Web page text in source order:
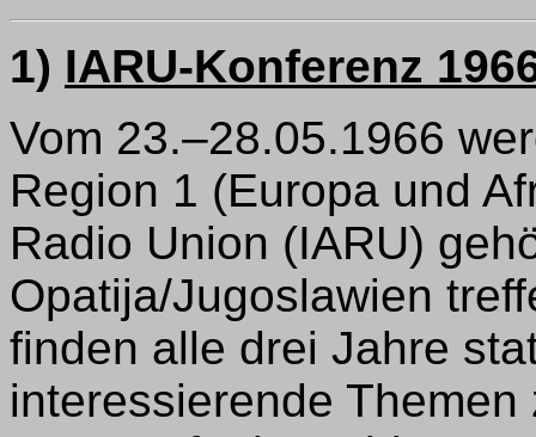
1) IARU-Konferenz
Vom 23.–28.05.1966
Region 1 (Europa und
Radio Union (IARU)
Opatija/Jugoslawien
finden alle drei Jahre
interessierende